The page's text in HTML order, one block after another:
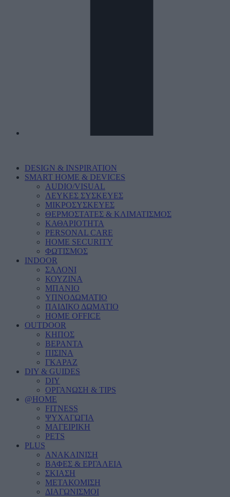
DESIGN & INSPIRATION
SMART HOME & DEVICES
AUDIO/VISUAL
ΛΕΥΚΕΣ ΣΥΣΚΕΥΕΣ
ΜΙΚΡΟΣΥΣΚΕΥΕΣ
ΘΕΡΜΟΣΤΑΤΕΣ & ΚΛΙΜΑΤΙΣΜΟΣ
ΚΑΘΑΡΙΟΤΗΤΑ
PERSONAL CARE
HOME SECURITY
ΦΩΤΙΣΜΟΣ
INDOOR
ΣΑΛΟΝΙ
ΚΟΥΖΙΝΑ
ΜΠΑΝΙΟ
ΥΠΝΟΔΩΜΑΤΙΟ
ΠΑΙΔΙΚΟ ΔΩΜΑΤΙΟ
HOME OFFICE
OUTDOOR
ΚΗΠΟΣ
ΒΕΡΑΝΤΑ
ΠΙΣΙΝΑ
ΓΚΑΡΑΖ
DIY & GUIDES
DIY
ΟΡΓΑΝΩΣΗ & TIPS
@HOME
FITNESS
ΨΥΧΑΓΩΓΙΑ
ΜΑΓΕΙΡΙΚΗ
PETS
PLUS
ΑΝΑΚΑΙΝΙΣΗ
ΒΑΦΕΣ & ΕΡΓΑΛΕΙΑ
ΣΚΙΑΣΗ
ΜΕΤΑΚΟΜΙΣΗ
ΔΙΑΓΩΝΙΣΜΟΙ